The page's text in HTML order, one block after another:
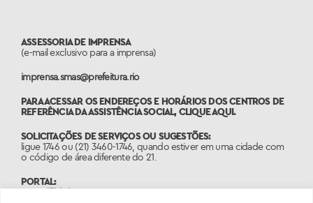
ASSESSORIA DE IMPRENSA
(e-mail exclusivo para a imprensa)
imprensa.smas@prefeitura.rio
PARA ACESSAR OS ENDEREÇOS E HORÁRIOS DOS CENTROS DE
REFERÊNCIA DA ASSISTÊNCIA SOCIAL,CLIQUE AQUI.
SOLICITAÇÕES DE SERVIÇOS OU SUGESTÕES:
ligue 1746 ou (21) 3460-1746, quando estiver em uma cidade com
o código de área diferente do 21.
PORTAL:
www.1746.rio